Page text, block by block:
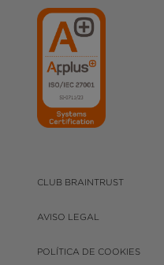
CLUB BRAINTRUST
AVISO LEGAL
POLÍTICA DE COOKIES